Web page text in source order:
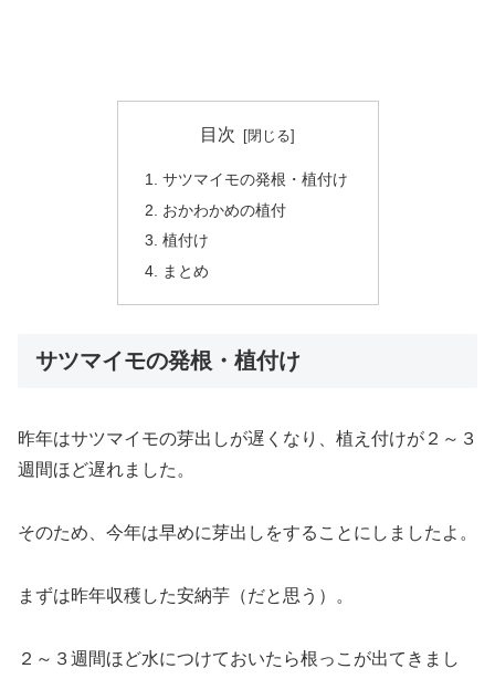
目次
サツマイモの発根・植付け
おかわかめの植付
植付け
まとめ
サツマイモの発根・植付け
昨年はサツマイモの芽出しが遅くなり、植え付けが２～３
週間ほど遅れました。
そのため、今年は早めに芽出しをすることにしましたよ。
まずは昨年収穫した安納芋（だと思う）。
２～３週間ほど水につけておいたら根っこが出てきまし